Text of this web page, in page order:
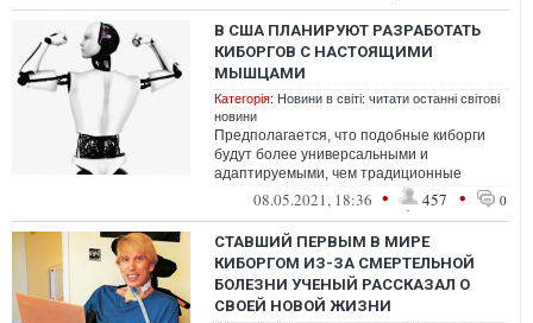
В США ПЛАНИРУЮТ РАЗРАБОТАТЬ
КИБОРГОВ С НАСТОЯЩИМИ
МЫШЦАМИ
Категорія: Новини в світі: читати останні світові
новини
Предполагается, что подобные киборги
будут более универсальными и
адаптируемыми, чем традиционные
роботы с электромеханическими и
гидравлическими прив...
08.05.2021, 18:36 • 457 • 0
СТАВШИЙ ПЕРВЫМ В МИРЕ
КИБОРГОМ ИЗ-ЗА СМЕРТЕЛЬНОЙ
БОЛЕЗНИ УЧЕНЫЙ РАССКАЗАЛ О
СВОЕЙ НОВОЙ ЖИЗНИ